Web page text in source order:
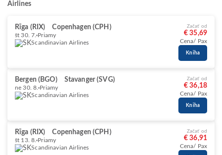
Airlines
Rīga (RIX) Copenhagen (CPH)
št 30. 7. Priamy
Scandinavian Airlines
Začať od
€ 35,69
Cena/ Pax
Kniha
Bergen (BGO) Stavanger (SVG)
ne 30. 8. Priamy
Scandinavian Airlines
Začať od
€ 36,18
Cena/ Pax
Kniha
Rīga (RIX) Copenhagen (CPH)
št 13. 8. Priamy
Scandinavian Airlines
Začať od
€ 36,91
Cena/ Pax